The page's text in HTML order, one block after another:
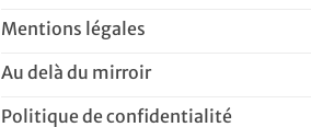
Mentions légales
Au delà du mirroir
Politique de confidentialité